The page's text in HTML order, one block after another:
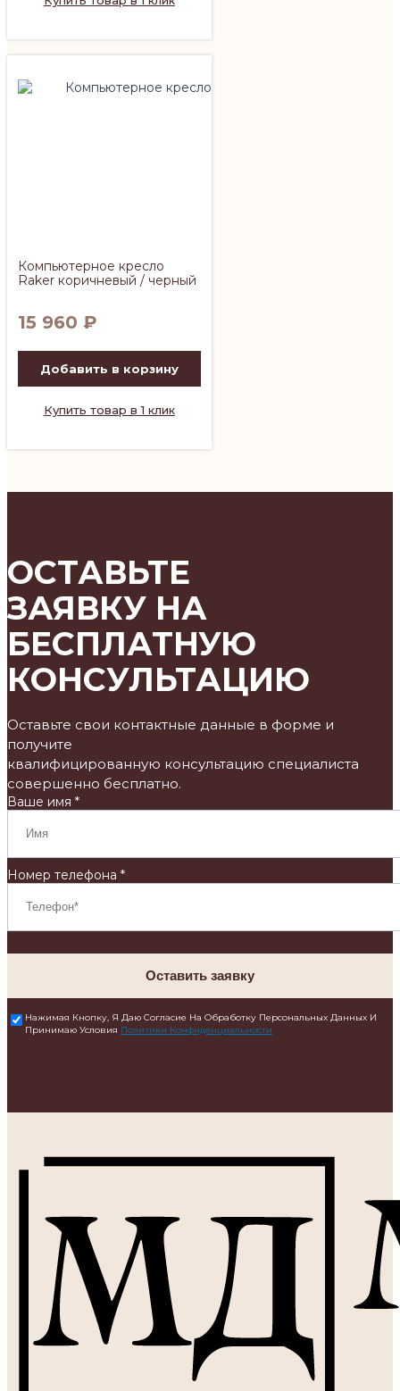
Компьютерное кресло
Raker коричневый / черный
15 960 ₽
Добавить в корзину
Купить товар в 1 клик
ОСТАВЬТЕ
ЗАЯВКУ НА
БЕСПЛАТНУЮ
КОНСУЛЬТАЦИЮ
Оставьте свои контактные данные в форме и
получите
квалифицированную консультацию специалиста
совершенно бесплатно.
Ваше имя *
Номер телефона *
Оставить заявку
Нажимая Кнопку, Я Даю Согласие На Обработку Персональных Данных И
Принимаю Условия Политики Конфиденциальности